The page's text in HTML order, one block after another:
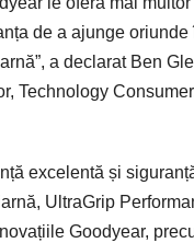
de a ajunge oriunde
a declarat Ben
Technology
excelentă și
UltraGrip
Goodyear,